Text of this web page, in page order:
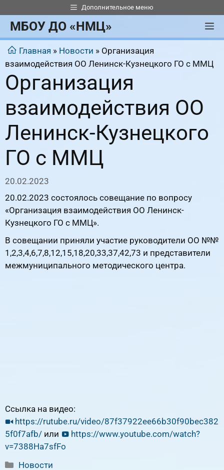
к
содержимому
Дополнительное меню
МБОУ ДО «НМЦ»
Главная » Новости » Организация
взаимодействия ОО Ленинск-Кузнецкого ГО с ММЦ
Организация
взаимодействия ОО
Ленинск-Кузнецкого
ГО с ММЦ
20.02.2023
20.02.2023 состоялось совещание по вопросу
«Организация взаимодействия ОО Ленинск-
Кузнецкого ГО с ММЦ».
В совещании приняли участие руководители ОО №№
1,2,3,4,6,7,8,12,15,18,20,33,37,42,73 и представители
межмуниципального методического центра.
Ссылка на видео:
https://rutube.ru/video/87f37922ee66b30f90bec382
5f0f7afb/ или
https://www.youtube.com/watch?
v=7388Ha7sfFo
Рубрики
Новости